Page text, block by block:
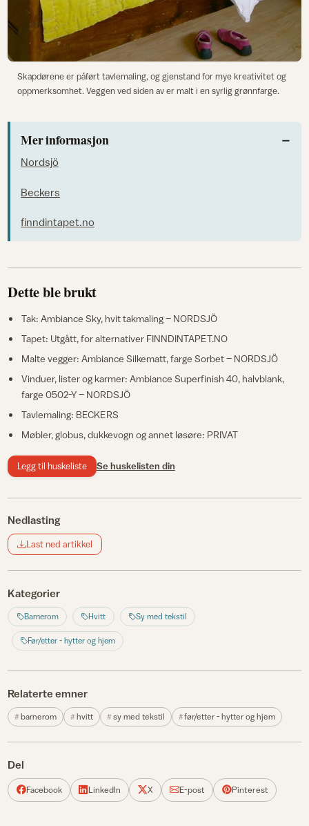
Skapdørene er påført tavlemaling, og gjenstand for mye kreativitet og
oppmerksomhet. Veggen ved siden av er malt i en syrlig grønnfarge.
Mer informasjon
Nordsjö
Beckers
finndintapet.no
Dette ble brukt
Tak: Ambiance Sky, hvit takmaling – NORDSJÖ
Tapet: Utgått, for alternativer FINNDINTAPET.NO
Malte vegger: Ambiance Silkematt, farge Sorbet – NORDSJÖ
Vinduer, lister og karmer: Ambiance Superfinish 40, halvblank,
farge 0502-Y – NORDSJÖ
Tavlemaling: BECKERS
Møbler, globus, dukkevogn og annet løsøre: PRIVAT
Legg til huskeliste Se huskelisten din
Nedlasting
Last ned artikkel
Kategorier
Barnerom Hvitt Sy med tekstil
Før/etter - hytter og hjem
Relaterte emner
barnerom hvitt sy med tekstil før/etter - hytter og hjem
Del
Facebook LinkedIn X E-post Pinterest